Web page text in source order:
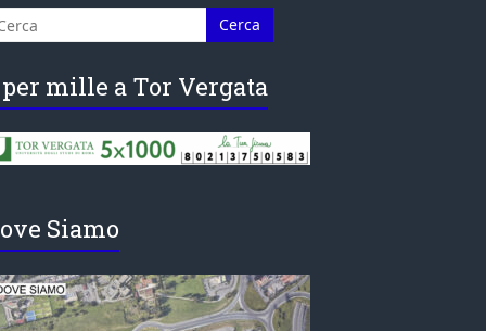
per mille a Tor Vergata
Siamo